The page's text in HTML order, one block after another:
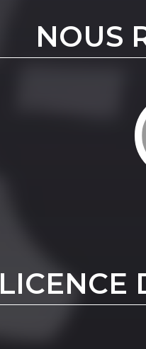
NOUS
LICENCE